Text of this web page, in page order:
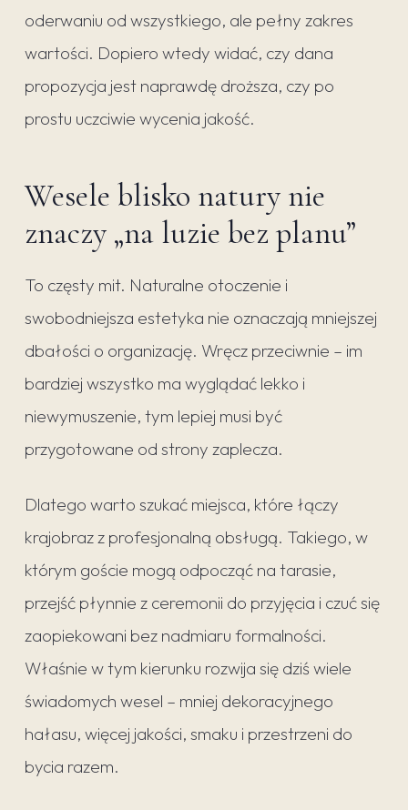
oderwaniu od wszystkiego, ale pełny zakres
wartości. Dopiero wtedy widać, czy dana
propozycja jest naprawdę droższa, czy po
prostu uczciwie wycenia jakość.
Wesele blisko natury nie
znaczy „na luzie bez planu”
To częsty mit. Naturalne otoczenie i
swobodniejsza estetyka nie oznaczają mniejszej
dbałości o organizację. Wręcz przeciwnie – im
bardziej wszystko ma wyglądać lekko i
niewymuszenie, tym lepiej musi być
przygotowane od strony zaplecza.
Dlatego warto szukać miejsca, które łączy
krajobraz z profesjonalną obsługą. Takiego, w
którym goście mogą odpocząć na tarasie,
przejść płynnie z ceremonii do przyjęcia i czuć się
zaopiekowani bez nadmiaru formalności.
Właśnie w tym kierunku rozwija się dziś wiele
świadomych wesel – mniej dekoracyjnego
hałasu, więcej jakości, smaku i przestrzeni do
bycia razem.